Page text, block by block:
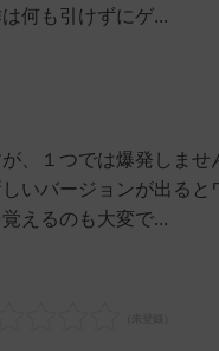
何も引けずにゲ...
、１つでは爆発しませ
いバージョンが出ると
えるのも大変で...